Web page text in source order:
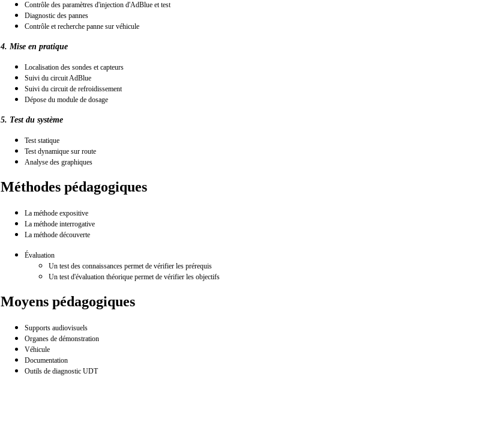
Contrôle des paramètres d'injection d'AdBlue et test
Diagnostic des pannes
Contrôle et recherche panne sur véhicule
4. Mise en pratique
Localisation des sondes et capteurs
Suivi du circuit AdBlue
Suivi du circuit de refroidissement
Dépose du module de dosage
5. Test du système
Test statique
Test dynamique sur route
Analyse des graphiques
Méthodes pédagogiques
La méthode expositive
La méthode interrogative
La méthode découverte
Évaluation
Un test des connaissances permet de vérifier les prérequis
Un test d'évaluation théorique permet de vérifier les objectifs
Moyens pédagogiques
Supports audiovisuels
Organes de démonstration
Véhicule
Documentation
Outils de diagnostic UDT